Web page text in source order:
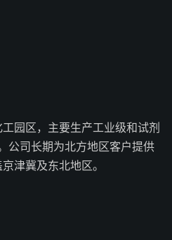
园区，主要生产工业级和试剂
公司长期为北方地区客户提供
津冀及东北地区。